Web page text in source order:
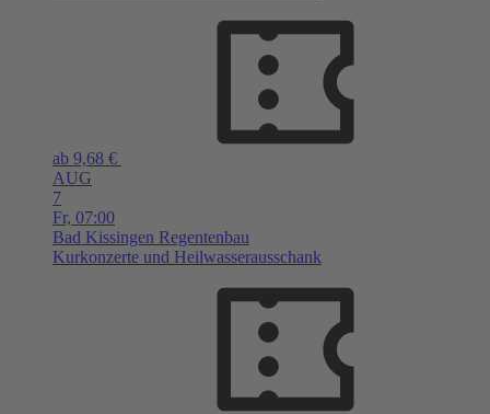
ab 9,68 €
AUG
7
Fr, 07:00
Bad Kissingen Regentenbau
Kurkonzerte und Heilwasserausschank